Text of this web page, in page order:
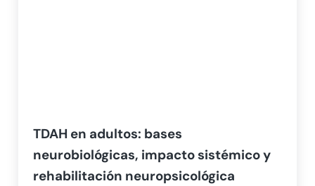
TDAH en adultos: bases
neurobiológicas, impacto sistémico y
rehabilitación neuropsicológica